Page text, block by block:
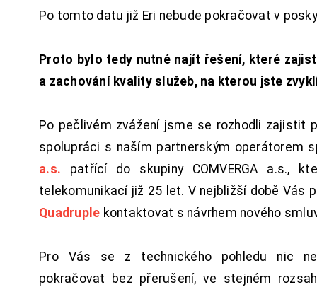
Po tomto datu již Eri nebude pokračovat v
Proto bylo tedy nutné najít řešení, které
a zachování kvality služeb, na kterou jste
Po pečlivém zvážení jsme se rozhodli zajistit
spolupráci s naším partnerským operátorem
a.s. patřící do skupiny COMVERGA a.s.,
telekomunikací již 25 let. V nejbližší době Vás
Quadruple kontaktovat s návrhem nového
Pro Vás se z technického pohledu nic
pokračovat bez přerušení, ve stejném